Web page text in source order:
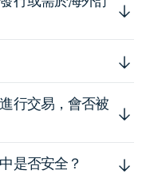
行交易，會否被
是否安全？